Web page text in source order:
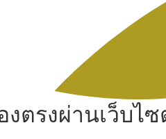
งตรงผ่านเว็บไ